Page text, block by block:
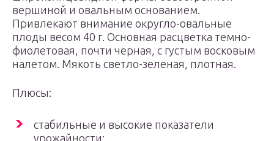
вершиной и овальным основанием.
Привлекают внимание округло-овальные
плоды весом 40 г. Основная расцветка темно-
фиолетовая, почти черная, с густым восковым
налетом. Мякоть светло-зеленая, плотная.
Плюсы:
стабильные и высокие показатели
урожайности;